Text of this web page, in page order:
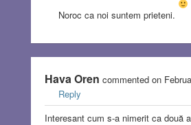
Noroc ca noi suntem prieteni.
Hava Oren commented on
Reply
Interesant cum s-a nimerit ca două